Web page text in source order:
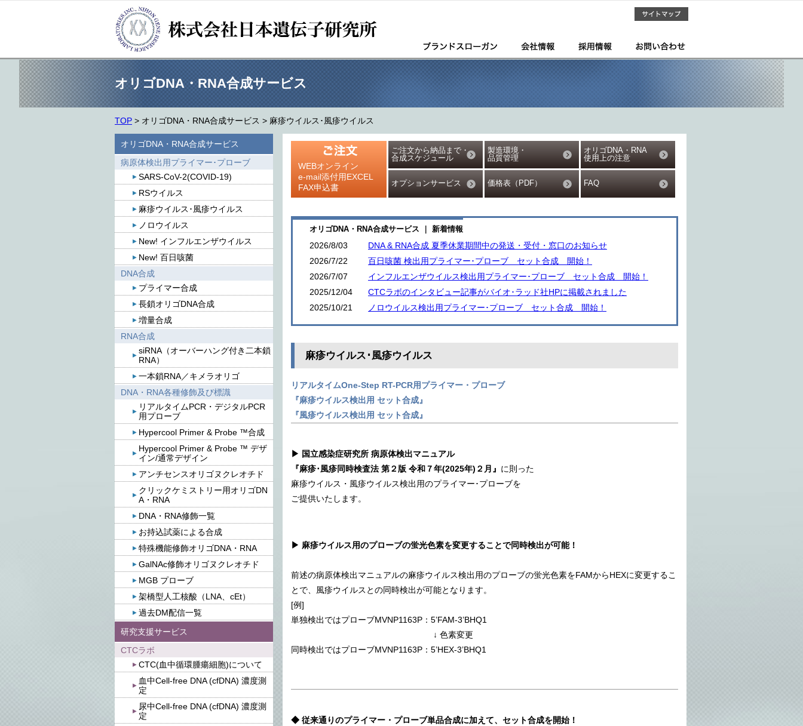
オリゴDNA・RNA合成サービス
TOP > オリゴDNA・RNA合成サービス > 麻疹ウイルス･風疹ウイルス
オリゴDNA・RNA合成サービス
病原体検出用プライマー･プローブ
SARS-CoV-2(COVID-19)
RSウイルス
麻疹ウイルス･風疹ウイルス
ノロウイルス
New! インフルエンザウイルス
New! 百日咳菌
DNA合成
プライマー合成
長鎖オリゴDNA合成
増量合成
RNA合成
siRNA（オーバーハング付き二本鎖
RNA）
一本鎖RNA／キメラオリゴ
DNA・RNA各種修飾及び標識
リアルタイムPCR・デジタルPCR
用プローブ
Hypercool Primer & Probe ™合成
Hypercool Primer & Probe ™ デザ
イン/通常デザイン
アンチセンスオリゴヌクレオチド
クリックケミストリー用オリゴDN
A・RNA
DNA・RNA修飾一覧
お持込試薬による合成
特殊機能修飾オリゴDNA・RNA
GalNAc修飾オリゴヌクレオチド
MGB プローブ
架橋型人工核酸（LNA、cEt）
過去DM配信一覧
研究支援サービス
CTCラボ
CTC(血中循環腫瘍細胞)について
血中Cell-free DNA (cfDNA) 濃度測
定
尿中Cell-free DNA (cfDNA) 濃度測
定
WEBオンライン
e-mail添付用EXCEL
FAX申込書
ご注文から納品まで・
合成スケジュール
製造環境・
品質管理
オリゴDNA・RNA
使用上の注意
オプションサービス 価格表（PDF） FAQ
オリゴDNA・RNA合成サービス ｜ 新着情報
2026/8/03
DNA & RNA合成 夏季休業期間中の発送・受付・窓口のお知らせ
2026/7/22
百日咳菌 検出用プライマー･プローブ セット合成 開始！
2026/7/07
インフルエンザウイルス検出用プライマー･プローブ セット合成 開始！
2025/12/04
CTCラボのインタビュー記事がバイオ･ラッド社HPに掲載されました
2025/10/21
ノロウイルス検出用プライマー･プローブ セット合成 開始！
麻疹ウイルス･風疹ウイルス
リアルタイムOne-Step RT-PCR用プライマー・プローブ
『麻疹ウイルス検出用 セット合成』
『風疹ウイルス検出用 セット合成』
▶ 国立感染症研究所 病原体検出マニュアル
『麻疹･風疹同時検査法 第２版 令和７年(2025年)２月』 に則った
麻疹ウイルス・風疹ウイルス検出用のプライマー･プローブを
ご提供いたします。
▶ 麻疹ウイルス用のプローブの蛍光色素を変更することで同時検出が可能！
前述の病原体検出マニュアルの麻疹ウイルス検出用のプローブの蛍光色素をFAMからHEXに変更するこ
とで、風疹ウイルスとの同時検出が可能となります。
[例]
単独検出ではプローブMVNP1163P：5’FAM-3’BHQ1
↓ 色素変更
同時検出ではプローブMVNP1163P：5’HEX-3’BHQ1
◆ 従来通りのプライマー・プローブ単品合成に加えて、セット合成を開始！